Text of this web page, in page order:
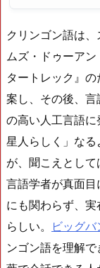
クリンゴン語は
ムズ・ドゥーア
タートレック』
案し、その後、
の高い人工言語
星人らしく」な
が、聞こえとして
言語学者が真面
にも関わらず、
らしい。
ビッグ
ンゴン語を理解